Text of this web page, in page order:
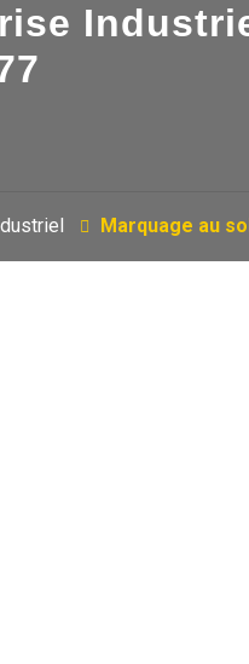
Marquage au